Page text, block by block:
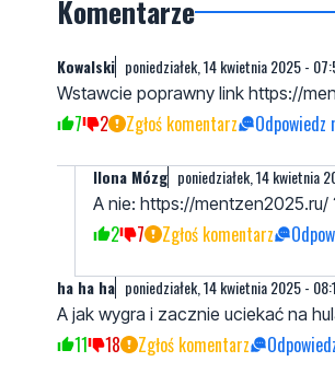
Komentarze
Kowalski poniedziałek, 14 kwietnia 2025 -
Wstawcie poprawny link https://
7 2 Zgłoś komentarz Odpowiedz
Ilona Mózg poniedziałek, 14 kwietnia
A nie: https://mentzen2025.ru/
2 7 Zgłoś komentarz
ha ha ha poniedziałek, 14 kwietnia 2025 -
A jak wygra i zacznie uciekać na
11 18 Zgłoś komentarz